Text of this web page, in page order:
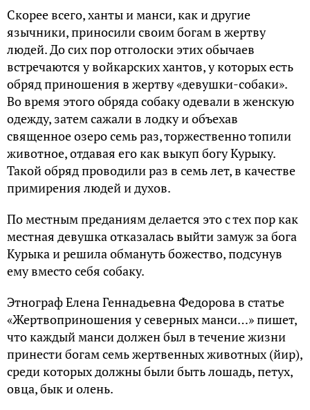
Скорее всего, ханты и манси, как и другие
язычники, приносили своим богам в жертву
людей. До сих пор отголоски этих обычаев
встречаются у войкарских хантов, у которых есть
обряд приношения в жертву «девушки-собаки».
Во время этого обряда собаку одевали в женскую
одежду, затем сажали в лодку и объехав
священное озеро семь раз, торжественно топили
животное, отдавая его как выкуп богу Курыку.
Такой обряд проводили раз в семь лет, в качестве
примирения людей и духов.
По местным преданиям делается это с тех пор как
местная девушка отказалась выйти замуж за бога
Курыка и решила обмануть божество, подсунув
ему вместо себя собаку.
Этнограф Елена Геннадьевна Федорова в статье
«Жертвоприношения у северных манси…» пишет,
что каждый манси должен был в течение жизни
принести богам семь жертвенных животных (йир),
среди которых должны были быть лошадь, петух,
овца, бык и олень.